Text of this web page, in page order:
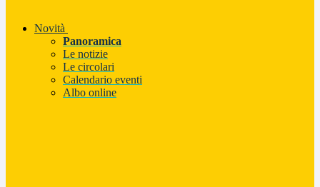
Novità
Panoramica
Le notizie
Le circolari
Calendario eventi
Albo online